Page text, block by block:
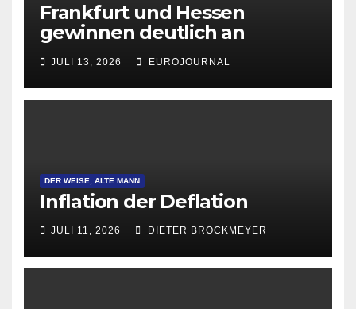
Frankfurt und Hessen
gewinnen deutlich an
Attraktivität für Startup-
Gründungen
JULI 13, 2026 EUROJOURNAL
DER WEISE, ALTE MANN
Inflation der Deflation
JULI 11, 2026 DIETER BROCKMEYER